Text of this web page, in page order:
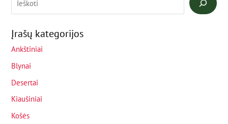
Įrašų kategorijos
Ankštiniai
Blynai
Desertai
Kiaušiniai
Košės